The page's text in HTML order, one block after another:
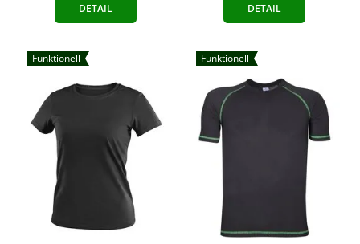
DETAIL DETAIL
Funktionell Funktionell